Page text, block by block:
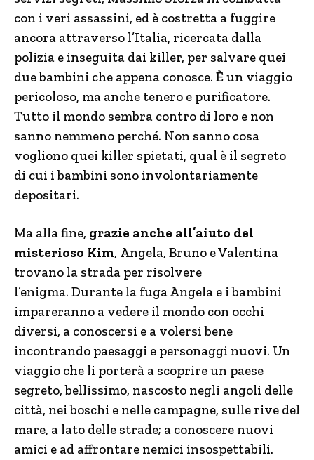
con i veri assassini, ed è costretta a fuggire
ancora attraverso l’Italia, ricercata dalla
polizia e inseguita dai killer, per salvare quei
due bambini che appena conosce. È un viaggio
pericoloso, ma anche tenero e purificatore.
Tutto il mondo sembra contro di loro e non
sanno nemmeno perché. Non sanno cosa
vogliono quei killer spietati, qual è il segreto
di cui i bambini sono involontariamente
depositari.
Ma alla fine, grazie anche all’aiuto del
misterioso Kim, Angela, Bruno e Valentina
trovano la strada per risolvere
l’enigma. Durante la fuga Angela e i bambini
impareranno a vedere il mondo con occhi
diversi, a conoscersi e a volersi bene
incontrando paesaggi e personaggi nuovi. Un
viaggio che li porterà a scoprire un paese
segreto, bellissimo, nascosto negli angoli delle
città, nei boschi e nelle campagne, sulle rive del
mare, a lato delle strade; a conoscere nuovi
amici e ad affrontare nemici insospettabili.